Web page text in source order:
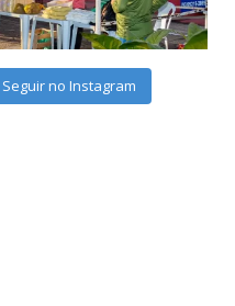
Seguir no Instagram